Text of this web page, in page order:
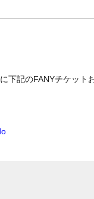
下記のFANYチケット